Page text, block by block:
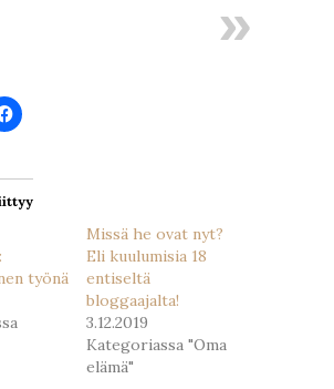
Jaa
Facebookissa(Avautuu
työnä
Missä he ovat nyt?
Eli kuulumisia 18
entiseltä
bloggaajalta!
3.12.2019
Kategoriassa "Oma
elämä"